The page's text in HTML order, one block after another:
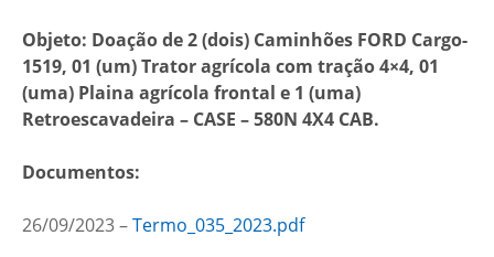
Objeto: Doação de 2 (dois) Caminhões FORD Cargo-
1519, 01 (um) Trator agrícola com tração 4×4, 01
(uma) Plaina agrícola frontal e 1 (uma)
Retroescavadeira – CASE – 580N 4X4 CAB.
Documentos:
26/09/2023 –Termo_035_2023.pdf